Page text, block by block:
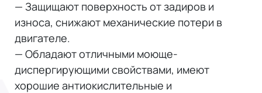
— Защищают поверхность от задиров и
износа, снижают механические потери в
двигателе.
— Обладают отличными моюще-
диспергирующими свойствами, имеют
хорошие антиокислительные и